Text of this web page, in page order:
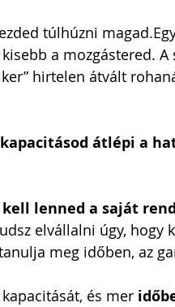
Skálázási
Zsapka Andrea
túlhúzni
a mozgástered.
hirtelen átvált
átlépi a
lenned a saját
elvállalni úgy, hogy
meg időben, az
és mer